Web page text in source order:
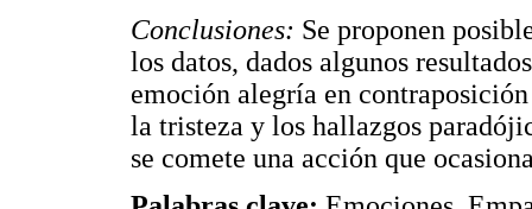
Conclusiones: Se proponen
los datos, dados algunos
emoción alegría en
la tristeza y los hallazgos
se comete una acción que